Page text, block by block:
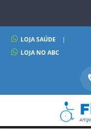
LOJA SAÚDE
|
LOJA NO ABC